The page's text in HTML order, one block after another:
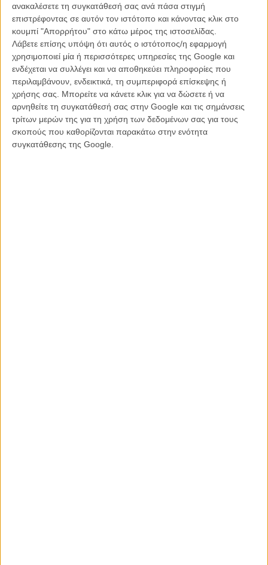
ανακαλέσετε τη συγκατάθεσή σας ανά πάσα στιγμή
επιστρέφοντας σε αυτόν τον ιστότοπο και κάνοντας κλικ στο
κουμπί "Απορρήτου" στο κάτω μέρος της ιστοσελίδας.
Λάβετε επίσης υπόψη ότι αυτός ο ιστότοπος/η εφαρμογή
χρησιμοποιεί μία ή περισσότερες υπηρεσίες της Google και
ενδέχεται να συλλέγει και να αποθηκεύει πληροφορίες που
περιλαμβάνουν, ενδεικτικά, τη συμπεριφορά επίσκεψης ή
χρήσης σας. Μπορείτε να κάνετε κλικ για να δώσετε ή να
αρνηθείτε τη συγκατάθεσή σας στην Google και τις σημάνσεις
τρίτων μερών της για τη χρήση των δεδομένων σας για τους
σκοπούς που καθορίζονται παρακάτω στην ενότητα
συγκατάθεσης της Google.